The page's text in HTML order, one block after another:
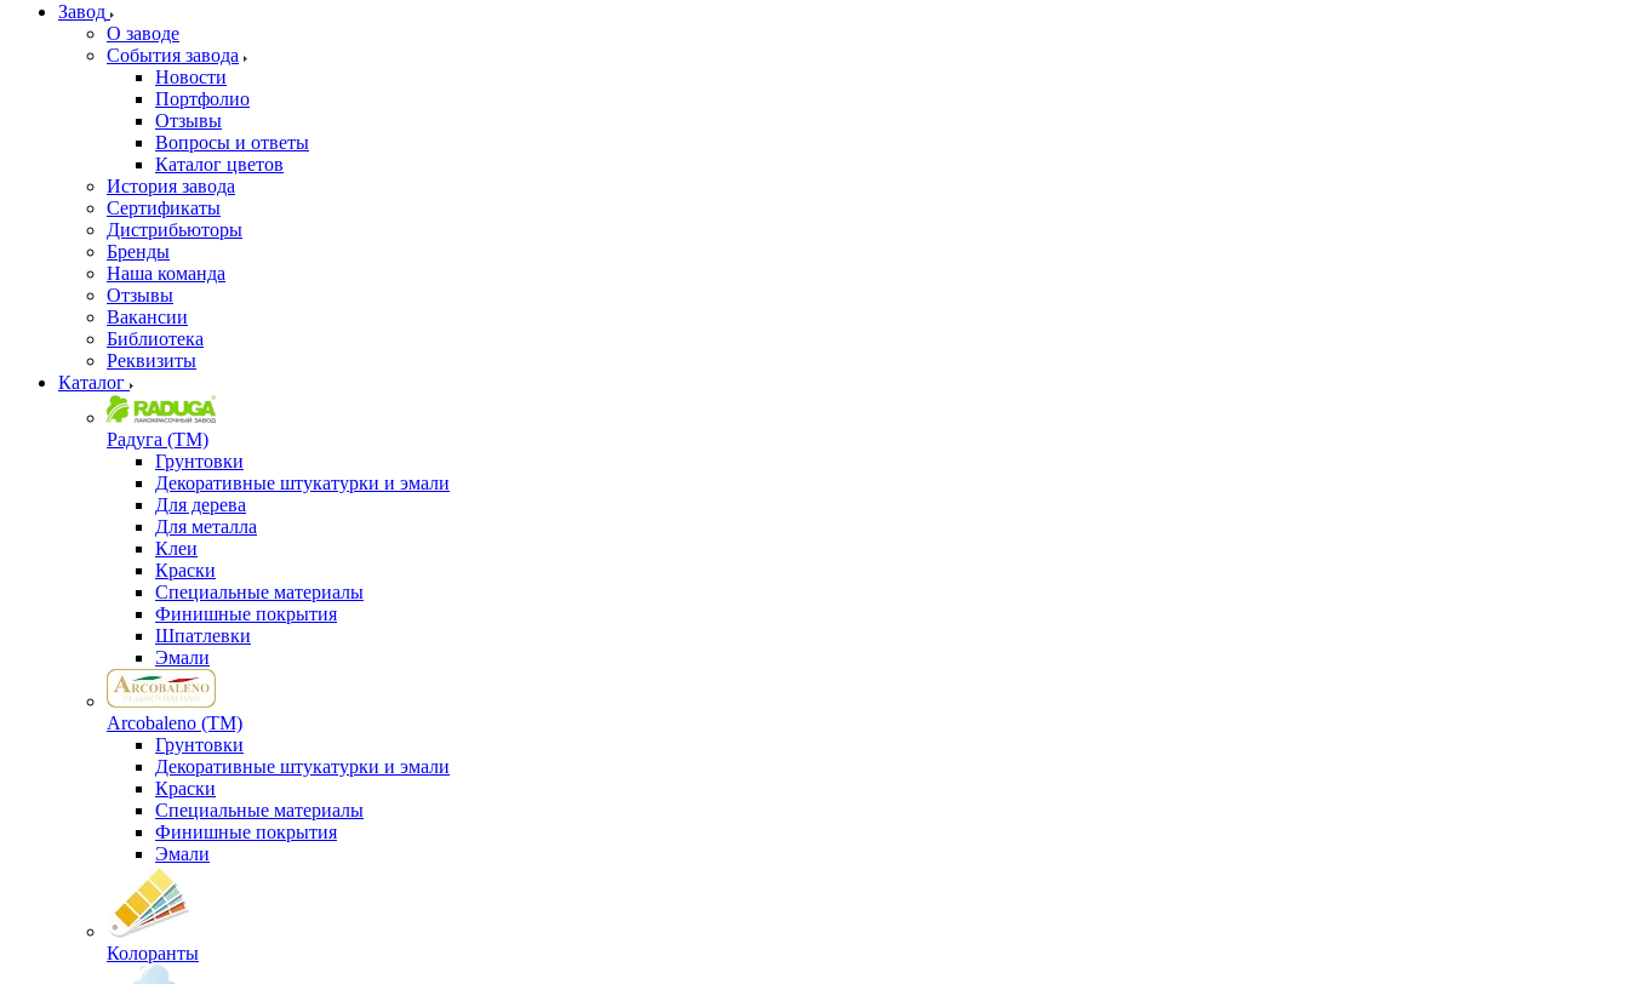
Завод
О заводе
События завода
Новости
Портфолио
Отзывы
Вопросы и ответы
Каталог цветов
История завода
Сертификаты
Дистрибьюторы
Бренды
Наша команда
Отзывы
Вакансии
Библиотека
Реквизиты
Каталог
Радуга (ТМ)
Грунтовки
Декоративные штукатурки и эмали
Для дерева
Для металла
Клеи
Краски
Специальные материалы
Финишные покрытия
Шпатлевки
Эмали
Arcobaleno (ТМ)
Грунтовки
Декоративные штукатурки и эмали
Краски
Специальные материалы
Финишные покрытия
Эмали
Колоранты